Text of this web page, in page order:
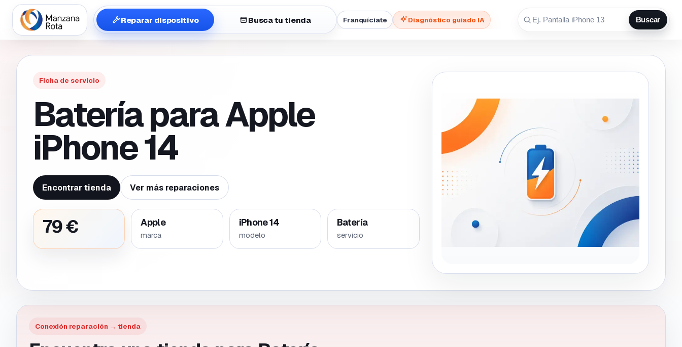
Reparar dispositivo Busca tu tienda Franquíciate Diagnóstico guiado IA Buscar
Ficha de servicio
Batería para Apple
iPhone 14
Encontrar tienda Ver más reparaciones
79 € Apple
marca
iPhone 14
modelo
Batería
servicio
Conexión reparación → tienda